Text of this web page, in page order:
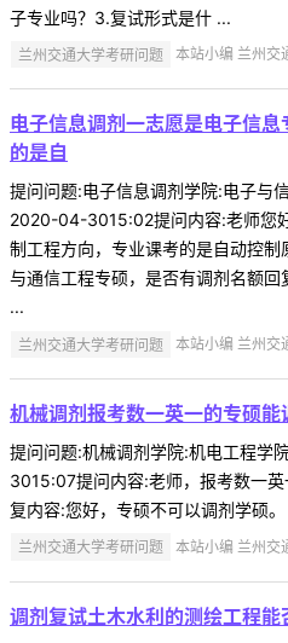
子专业吗？3.复试形式是什 ...
兰州交通大学考研问题 本站小编 兰州
电子信息调剂一志愿是电子信
的是自
提问问题:电子信息调剂学院:电子与
2020-04-3015:02提问内容:老师您
制工程方向，专业课考的是自动控
与通信工程专硕，是否有调剂名额回
...
兰州交通大学考研问题 本站小编 兰州
机械调剂报考数一英一的专硕能
提问问题:机械调剂学院:机电工程
3015:07提问内容:老师，报考数一
复内容:您好，专硕不可以调剂学硕
兰州交通大学考研问题 本站小编 兰州
调剂复试土木水利的测绘工程